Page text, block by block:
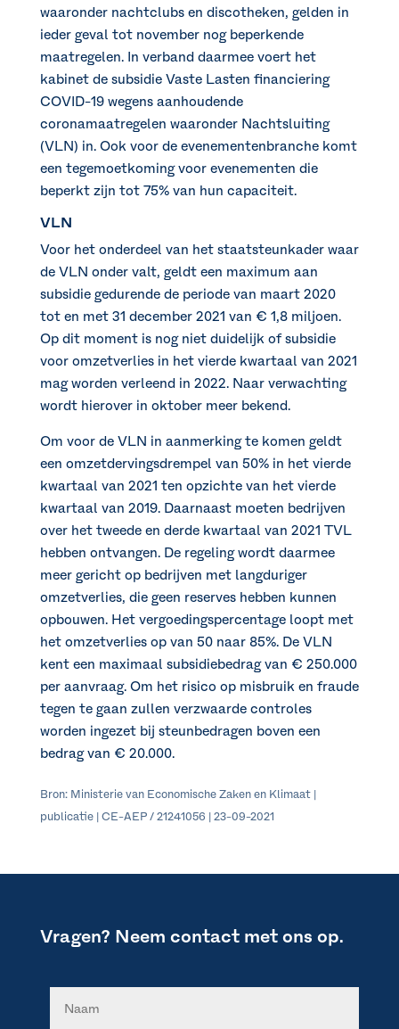
waaronder nachtclubs en discotheken, gelden in
ieder geval tot november nog beperkende
maatregelen. In verband daarmee voert het
kabinet de subsidie Vaste Lasten financiering
COVID-19 wegens aanhoudende
coronamaatregelen waaronder Nachtsluiting
(VLN) in. Ook voor de evenementenbranche komt
een tegemoetkoming voor evenementen die
beperkt zijn tot 75% van hun capaciteit.
VLN
Voor het onderdeel van het staatsteunkader waar
de VLN onder valt, geldt een maximum aan
subsidie gedurende de periode van maart 2020
tot en met 31 december 2021 van € 1,8 miljoen.
Op dit moment is nog niet duidelijk of subsidie
voor omzetverlies in het vierde kwartaal van 2021
mag worden verleend in 2022. Naar verwachting
wordt hierover in oktober meer bekend.
Om voor de VLN in aanmerking te komen geldt
een omzetdervingsdrempel van 50% in het vierde
kwartaal van 2021 ten opzichte van het vierde
kwartaal van 2019. Daarnaast moeten bedrijven
over het tweede en derde kwartaal van 2021 TVL
hebben ontvangen. De regeling wordt daarmee
meer gericht op bedrijven met langduriger
omzetverlies, die geen reserves hebben kunnen
opbouwen. Het vergoedingspercentage loopt met
het omzetverlies op van 50 naar 85%. De VLN
kent een maximaal subsidiebedrag van € 250.000
per aanvraag. Om het risico op misbruik en fraude
tegen te gaan zullen verzwaarde controles
worden ingezet bij steunbedragen boven een
bedrag van € 20.000.
Bron: Ministerie van Economische Zaken en Klimaat |
publicatie | CE-AEP / 21241056 | 23-09-2021
Vragen? Neem contact met ons op.